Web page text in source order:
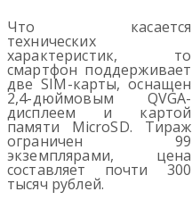
Что касается
технических
характеристик, то
смартфон поддерживает
две SIM-карты, оснащен
2,4-дюймовым QVGA-
дисплеем и картой
памяти MicroSD. Тираж
ограничен 99
экземплярами, цена
составляет почти 300
тысяч рублей.